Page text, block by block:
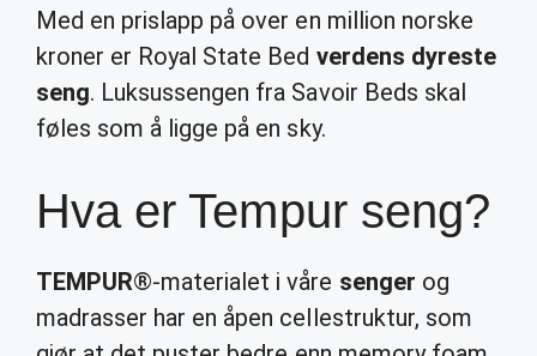
Med en prislapp på over en million norske
kroner er Royal State Bed verdens dyreste
seng. Luksussengen fra Savoir Beds skal
føles som å ligge på en sky.
Hva er Tempur seng?
TEMPUR®-materialet i våre senger og
madrasser har en åpen cellestruktur, som